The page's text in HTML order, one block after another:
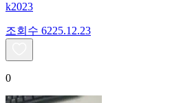
k2023
조회수 6225.12.23
0